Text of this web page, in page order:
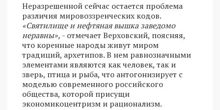
Неразрешенной сейчас остается проблема
различия мировоззренческих кодов.
«Святилище и нефтяная вышка заведомо
неравны», - отмечает Верховский, поясняя,
что коренные народы живут миром
традиций, архетипов. В нем равнозначными
элементами являются как человек, так и
зверь, птица и рыба, что антогонизирует с
моделью современного российского
общества, которой присущи
экономикоцентризм и рационализм.